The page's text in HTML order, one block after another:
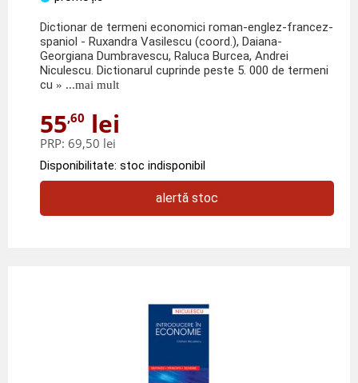
Dictionar de termeni economici roman-englez-francez-
spaniol - Ruxandra Vasilescu (coord.), Daiana-
Georgiana Dumbravescu, Raluca Burcea, Andrei
Niculescu. Dictionarul cuprinde peste 5. 000 de termeni
cu » ...mai mult
55,60 lei
PRP: 69,50 lei
Disponibilitate: stoc indisponibil
alertă stoc